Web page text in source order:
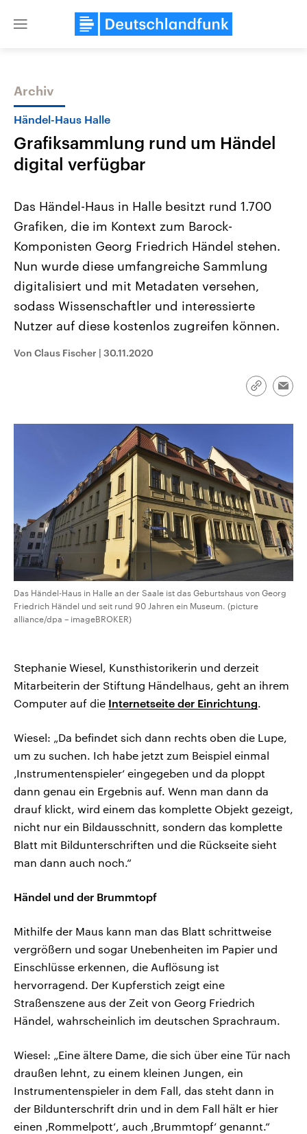
Close
Themen
Landtagswahl Sachsen-Anhalt
2026
Alle Informationen
Sachsen-Anhalt wählt am 6.
September 2026 einen neuen
Landtag. Seit 2021 wird das
Bundesland von einer Koalition aus
Umfragen, Prognosen,
und Hintergründe zu den Parteien
und Kandidaten der anstehenden
USA
Aktuelle Beiträge,
Hintergründe
Wirtschaftlich und
gehören die Vereinigten
den mächtigsten Ländern
mit großem Einfluss auf
Sendungen Programm
Archiv
Händel-Haus Halle
Grafiksammlung rund um Händel
digital verfügbar
Das Händel-Haus in Halle besitzt rund 1.700
Grafiken, die im Kontext zum Barock-
Komponisten Georg Friedrich Händel stehen.
Nun wurde diese umfangreiche Sammlung
digitalisiert und mit Metadaten versehen,
sodass Wissenschaftler und interessierte
Nutzer auf diese kostenlos zugreifen können.
Von Claus Fischer | 30.11.2020
Link
Das Händel-Haus in Halle an der Saale ist das Geburtshaus von Georg
Friedrich Händel und seit rund 90 Jahren ein Museum. (picture
alliance/dpa – imageBROKER)
Stephanie Wiesel, Kunsthistorikerin und derzeit
Mitarbeiterin der Stiftung Händelhaus, geht an ihrem
Computer auf die Internetseite der Einrichtung.
Wiesel: „Da befindet sich dann rechts oben die Lupe,
um zu suchen. Ich habe jetzt zum Beispiel einmal
‚Instrumentenspieler‘ eingegeben und da ploppt
dann genau ein Ergebnis auf. Wenn man dann da
drauf klickt, wird einem das komplette Objekt gezeigt,
nicht nur ein Bildausschnitt, sondern das komplette
Blatt mit Bildunterschriften und die Rückseite sieht
man dann auch noch.“
Händel und der Brummtopf
Mithilfe der Maus kann man das Blatt schrittweise
vergrößern und sogar Unebenheiten im Papier und
Einschlüsse erkennen, die Auflösung ist
hervorragend. Der Kupferstich zeigt eine
Straßenszene aus der Zeit von Georg Friedrich
Händel, wahrscheinlich im deutschen Sprachraum.
Wiesel: „Eine ältere Dame, die sich über eine Tür nach
draußen lehnt, zu einem kleinen Jungen, ein
Instrumentenspieler in dem Fall, das steht dann in
der Bildunterschrift drin und in dem Fall hält er hier
einen ‚Rommelpott‘, auch ‚Brummtopf‘ genannt.“